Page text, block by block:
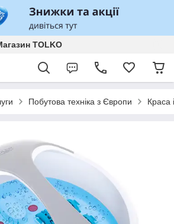
TOLKO
Побутова техніка з Європи Краса